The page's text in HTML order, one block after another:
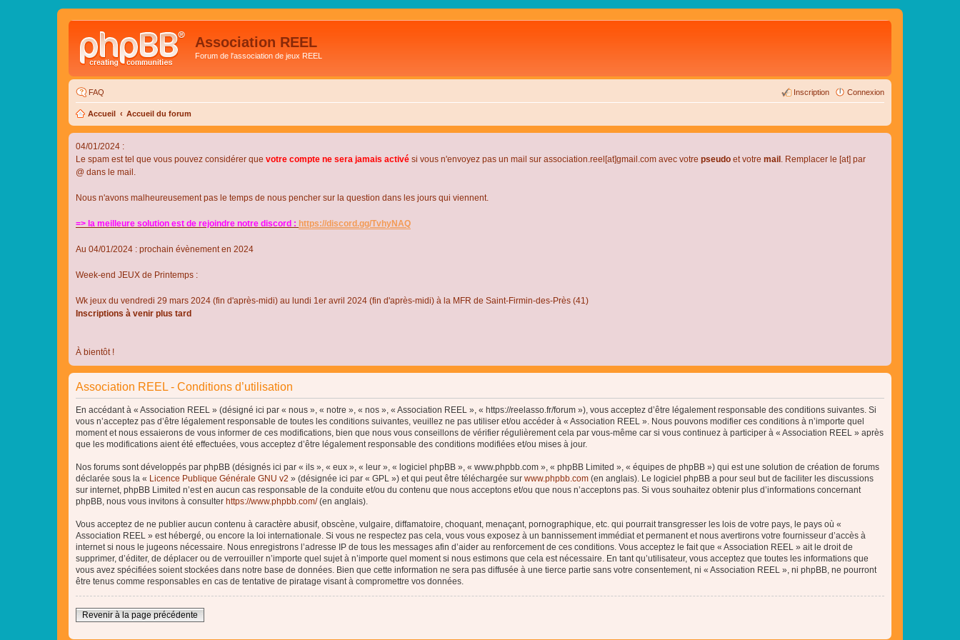
Association REEL
Forum de l'association de jeux REEL
FAQ Connexion
Inscription
Accueil Accueil du forum
04/01/2024 :
Le spam est tel que vous pouvez considérer que votre compte ne sera jamais activé si vous n'envoyez pas un mail sur association.reel[at]gmail.com avec votre pseudo et votre mail . Remplacer le [at] par
@ dans le mail.
Nous n'avons malheureusement pas le temps de nous pencher sur la question dans les jours qui viennent.
=> la meilleure solution est de rejoindre notre discord : https://discord.gg/TvhyNAQ
Au 04/01/2024 : prochain évènement en 2024
Week-end JEUX de Printemps :
Wk jeux du vendredi 29 mars 2024 (fin d'après-midi) au lundi 1er avril 2024 (fin d'après-midi) à la MFR de Saint-Firmin-des-Près (41)
Inscriptions à venir plus tard
À bientôt !
Association REEL - Conditions d’utilisation
En accédant à « Association REEL » (désigné ici par « nous », « notre », « nos », « Association REEL », « https://reelasso.fr/forum »), vous acceptez d’être légalement responsable des conditions suivantes. Si
vous n’acceptez pas d’être légalement responsable de toutes les conditions suivantes, veuillez ne pas utiliser et/ou accéder à « Association REEL ». Nous pouvons modifier ces conditions à n’importe quel
moment et nous essaierons de vous informer de ces modifications, bien que nous vous conseillons de vérifier régulièrement cela par vous-même car si vous continuez à participer à « Association REEL » après
que les modifications aient été effectuées, vous acceptez d’être légalement responsable des conditions modifiées et/ou mises à jour.
Nos forums sont développés par phpBB (désignés ici par « ils », « eux », « leur », « logiciel phpBB », « www.phpbb.com », « phpBB Limited », « équipes de phpBB ») qui est une solution de création de forums
déclarée sous la « Licence Publique Générale GNU v2 » (désignée ici par « GPL ») et qui peut être téléchargée sur www.phpbb.com (en anglais). Le logiciel phpBB a pour seul but de faciliter les discussions
sur internet, phpBB Limited n’est en aucun cas responsable de la conduite et/ou du contenu que nous acceptons et/ou que nous n’acceptons pas. Si vous souhaitez obtenir plus d’informations concernant
phpBB, nous vous invitons à consulter https://www.phpbb.com/(en anglais).
Vous acceptez de ne publier aucun contenu à caractère abusif, obscène, vulgaire, diffamatoire, choquant, menaçant, pornographique, etc. qui pourrait transgresser les lois de votre pays, le pays où «
Association REEL » est hébergé, ou encore la loi internationale. Si vous ne respectez pas cela, vous vous exposez à un bannissement immédiat et permanent et nous avertirons votre fournisseur d’accès à
internet si nous le jugeons nécessaire. Nous enregistrons l’adresse IP de tous les messages afin d’aider au renforcement de ces conditions. Vous acceptez le fait que « Association REEL » ait le droit de
supprimer, d’éditer, de déplacer ou de verrouiller n’importe quel sujet à n’importe quel moment si nous estimons que cela est nécessaire. En tant qu’utilisateur, vous acceptez que toutes les informations que
vous avez spécifiées soient stockées dans notre base de données. Bien que cette information ne sera pas diffusée à une tierce partie sans votre consentement, ni « Association REEL », ni phpBB, ne pourront
être tenus comme responsables en cas de tentative de piratage visant à compromettre vos données.
Revenir à la page précédente